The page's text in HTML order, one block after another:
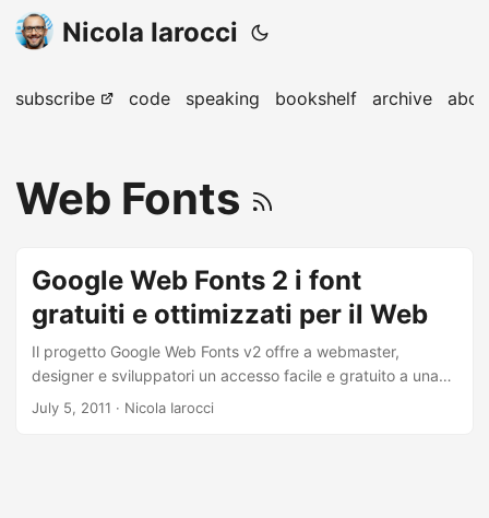
Nicola Iarocci
subscribe code speaking bookshelf archive
Web Fonts
Google Web Fonts 2 i font
gratuiti e ottimizzati per il Web
Il progetto Google Web Fonts v2 offre a webmaster,
designer e sviluppatori un accesso facile e gratuito a una
ricca selezione di fonti tipografiche di qualità, ottimizzate
July 5, 2011 · Nicola Iarocci